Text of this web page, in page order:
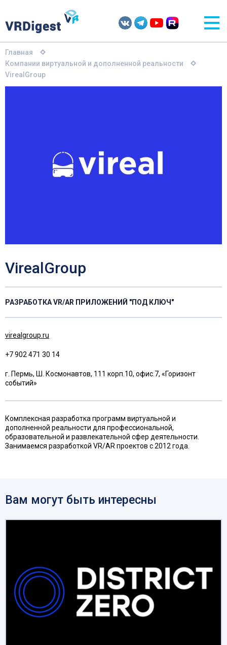
Главная
Компании виртуальной и дополненной реальности
VirealGroup
VirealGroup
РАЗРАБОТКА VR/AR ПРИЛОЖЕНИЙ "ПОД КЛЮЧ"
virealgroup.ru
+7 902 471 30 14
г. Пермь, Ш. Космонавтов, 111 корп.10, офис.7, «Горизонт
событий»
Комплексная разработка программ виртуальной и
дополненной реальности для профессиональной,
образовательной и развлекательной сфер деятельности.
Занимаемся разработкой VR/AR проектов с 2012 года.
Вам могут быть интересны